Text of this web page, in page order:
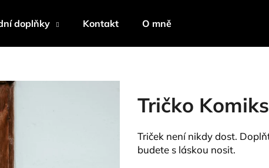
doplňky Kontakt O mně
Tričko Komiks
Triček není nikdy dost.
budete s láskou nosit.
HLEDAT